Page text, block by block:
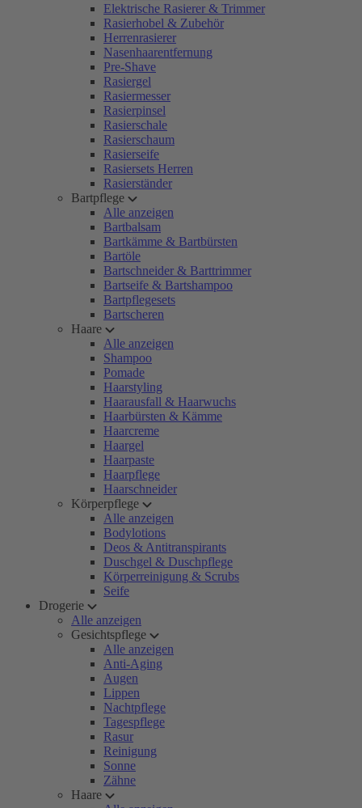
Elektrische Rasierer & Trimmer
Rasierhobel & Zubehör
Herrenrasierer
Nasenhaarentfernung
Pre-Shave
Rasiergel
Rasiermesser
Rasierpinsel
Rasierschale
Rasierschaum
Rasierseife
Rasiersets Herren
Rasierständer
Bartpflege
Alle anzeigen
Bartbalsam
Bartkämme & Bartbürsten
Bartöle
Bartschneider & Barttrimmer
Bartseife & Bartshampoo
Bartpflegesets
Bartscheren
Haare
Alle anzeigen
Shampoo
Pomade
Haarstyling
Haarausfall & Haarwuchs
Haarbürsten & Kämme
Haarcreme
Haargel
Haarpaste
Haarpflege
Haarschneider
Körperpflege
Alle anzeigen
Bodylotions
Deos & Antitranspirants
Duschgel & Duschpflege
Körperreinigung & Scrubs
Seife
Drogerie
Alle anzeigen
Gesichtspflege
Alle anzeigen
Anti-Aging
Augen
Lippen
Nachtpflege
Tagespflege
Rasur
Reinigung
Sonne
Zähne
Haare